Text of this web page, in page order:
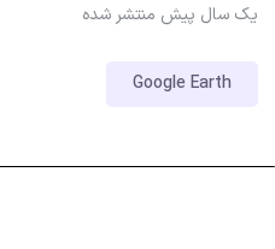
یک سال پیش منتشر شده
Google Earth